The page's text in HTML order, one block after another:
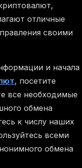
отличные
своими
и начала
, посетите
все необходимые
обмена
к числу наших
всеми
обмена